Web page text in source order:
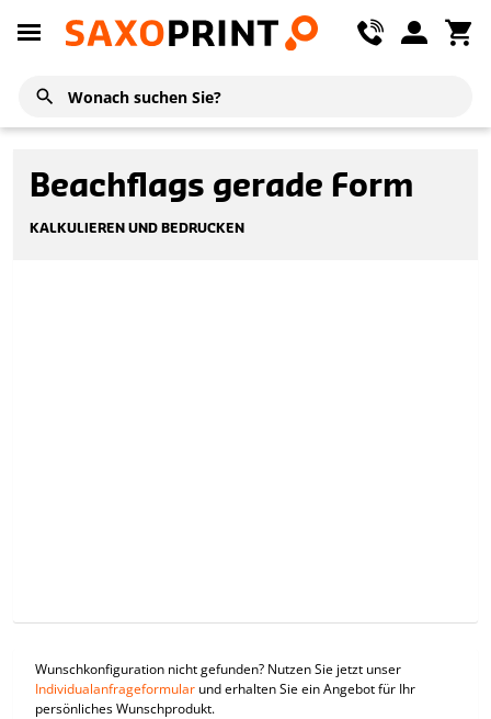
Beachflags gerade Form
KALKULIEREN UND BEDRUCKEN
Wunschkonfiguration nicht gefunden? Nutzen Sie jetzt unser
Individualanfrageformular und erhalten Sie ein Angebot für Ihr
persönliches Wunschprodukt.